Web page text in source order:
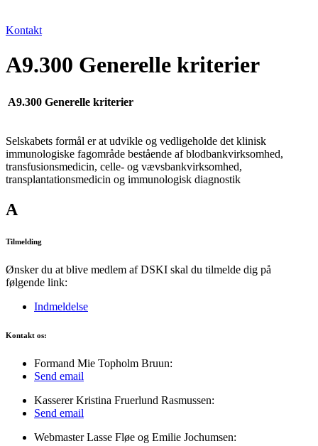
Kontakt
A9.300 Generelle kriterier
A9.300 Generelle kriterier
Selskabets formål er at udvikle og vedligeholde det klinisk
immunologiske fagområde bestående af blodbankvirksomhed,
transfusionsmedicin, celle- og vævsbankvirksomhed,
transplantationsmedicin og immunologisk diagnostik
A
Tilmelding
Ønsker du at blive medlem af DSKI skal du tilmelde dig på
følgende link:
Indmeldelse
Kontakt os:
Formand Mie Topholm Bruun:
Send email
Kasserer Kristina Fruerlund Rasmussen:
Send email
Webmaster Lasse Fløe og Emilie Jochumsen: